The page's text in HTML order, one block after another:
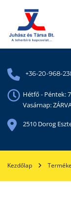
+36-20-968-
Hétfő - Péntek:
Vasárnap:
2510 Dorog
Kezdőlap